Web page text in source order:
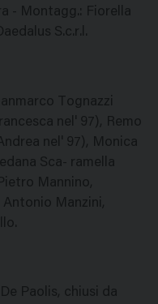
- Montagg.: Fiorella
S.c.r.l.
Tognazzi
nel' 97), Remo
nel' 97), Monica
Sca- ramella
Mannino,
Manzini,
Paolis, chiusi da